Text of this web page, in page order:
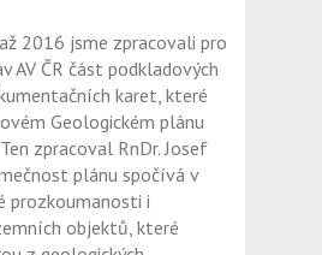
2016 jsme zpracovali pro
AV ČR část podkladových
karet, které
Geologickém plánu
zpracoval RnDr. Josef
plánu spočívá v
prozkoumanosti i
objektů, které